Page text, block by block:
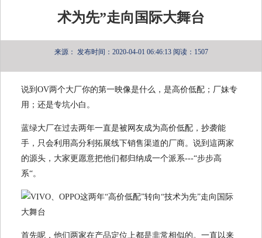
术为先”走向国际大舞台
来源： 发布时间：2020-04-01 06:46:13 阅读：1507
说到OV两个大厂你的第一映像是什么，是高价低配；厂妹专
用；还是专坑小白。
蓝绿大厂在过去两年一直是被网友成为高价低配，抄袭能
手，只会利用高分利拓展线下销售渠道的厂商。说到這两家
的源头，大家更愿意把他们都归纳成一个派系---“步步高
系“。
首先呢，他们两家在产品定位上都是非常相似的。一直以来